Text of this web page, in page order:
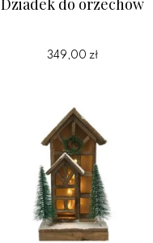
Dziadek do orzechów
349,00 zł